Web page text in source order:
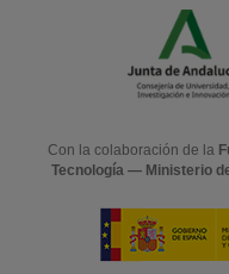
Con la colaboración de la
Tecnología — Ministerio